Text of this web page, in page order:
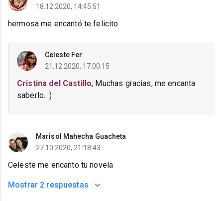
18.12.2020, 14:45:51
hermosa me encantó te felicito
Celeste Fer
21.12.2020, 17:00:15
Cristina del Castillo, Muchas gracias, me encanta
saberlo. :)
Marisol Mahecha Guacheta
27.10.2020, 21:18:43
Celeste me encanto tu novela
Mostrar 2 respuestas